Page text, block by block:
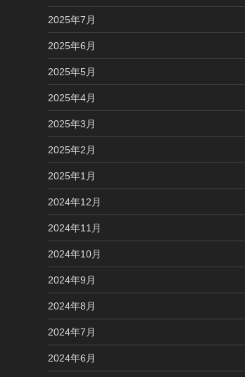
2025年7月
2025年6月
2025年5月
2025年4月
2025年3月
2025年2月
2025年1月
2024年12月
2024年11月
2024年10月
2024年9月
2024年8月
2024年7月
2024年6月